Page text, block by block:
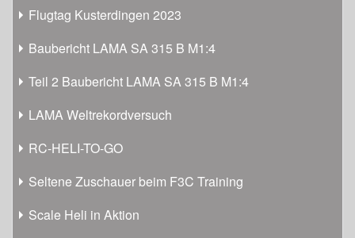
Flugtag Kusterdingen 2023
Baubericht LAMA SA 315 B M1:4
Teil 2 Baubericht LAMA SA 315 B M1:4
LAMA Weltrekordversuch
RC-HELI-TO-GO
Seltene Zuschauer beim F3C Training
Scale Heli in Aktion